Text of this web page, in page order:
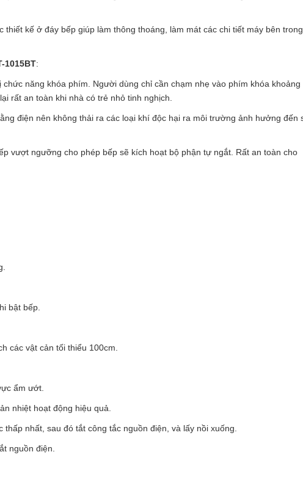
thiết kế ở đáy bếp giúp làm thông thoáng, làm mát các chi tiết máy bên trong
1015BT:
chức năng khóa phím. Người dùng chỉ cần chạm nhẹ vào phím khóa khoảng
rất an toàn khi nhà có trẻ nhỏ tinh nghịch.
điện nên không thải ra các loại khí độc hại ra môi trường ảnh hưởng đến
vượt ngưỡng cho phép bếp sẽ kích hoạt bộ phận tự ngắt. Rất an toàn cho
bật bếp.
các vật cản tối thiểu 100cm.
ẩm ướt.
nhiệt hoạt động hiệu quả.
nhất, sau đó tắt công tắc nguồn điện, và lấy nồi xuống.
nguồn điện.